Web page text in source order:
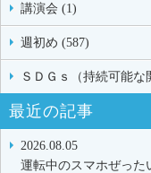
講演会 (1)
週初め (587)
ＳＤＧｓ（持続可能な
最近の記事
2026.08.05
運転中のスマホぜった